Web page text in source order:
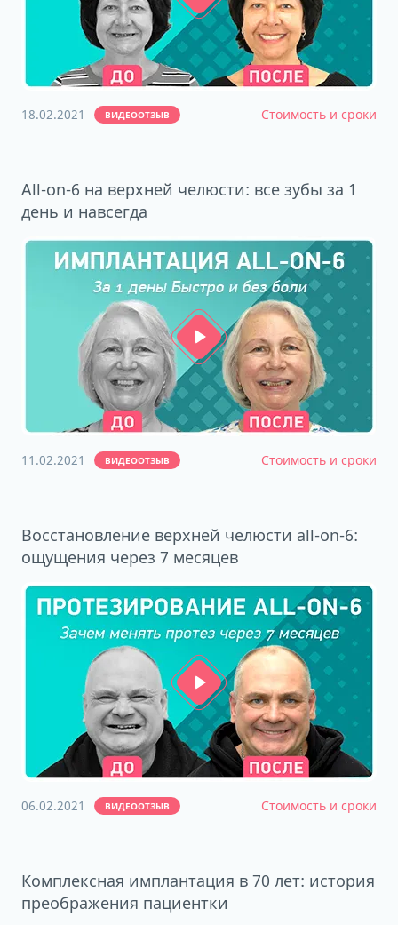
18.02.2021 ВИДЕООТЗЫВ Стоимость и сроки
All-on-6 на верхней челюсти: все зубы за 1
день и навсегда
11.02.2021 ВИДЕООТЗЫВ Стоимость и сроки
Восстановление верхней челюсти all-on-6:
ощущения через 7 месяцев
06.02.2021 ВИДЕООТЗЫВ Стоимость и сроки
Комплексная имплантация в 70 лет: история
преображения пациентки